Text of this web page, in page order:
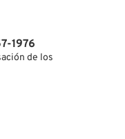
1976
de los